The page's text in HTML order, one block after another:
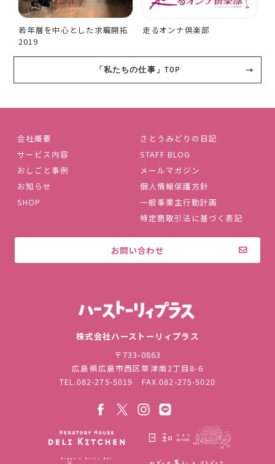
若年層を中心とした求職開拓
2019
走るオンナ倶楽部
「私たちの仕事」TOP
会社概要
サービス内容
おしごと事例
お知らせ
SHOP
さとうみどりの日記
STAFF BLOG
メールマガジン
個人情報保護方針
一般事業主行動計画
特定商取引法に基づく表記
お問い合わせ
株式会社ハーストーリィプラス
〒733-0863
広島県広島市西区草津南2丁目8-6
TEL.082-275-5019 FAX.082-275-5020